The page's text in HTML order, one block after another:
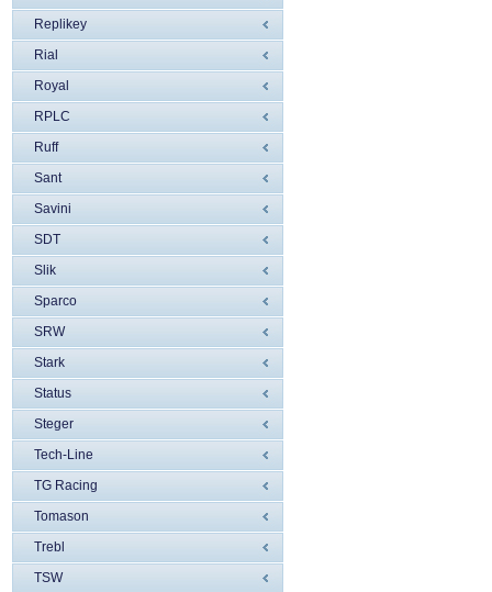
Replikey
Rial
Royal
RPLC
Ruff
Sant
Savini
SDT
Slik
Sparco
SRW
Stark
Status
Steger
Tech-Line
TG Racing
Tomason
Trebl
TSW